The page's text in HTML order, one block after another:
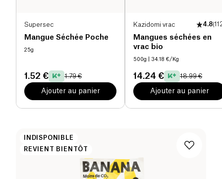
Supersec
Mangue Séchée Poche
25g
1.52 € 1.79 €
Ajouter au panier
Kazidomi vrac 4.8(
Mangues séchées en
vrac bio
500g | 34.18 €/Kg
14.24 € 18.99 €
Ajouter au panier
INDISPONIBLE
REVIENT BIENTÔT